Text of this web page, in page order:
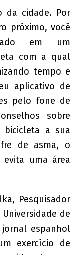
da cidade. Por
próximo, você
em um
com a qual
tempo e
aplicativo de
pelo fone de
sobre
bicicleta a sua
de asma, o
uma área
Pesquisador
de
jornal espanhol
exercício de